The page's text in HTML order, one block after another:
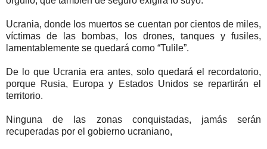
Ucrania, donde los muertos se cuentan por cientos de miles,
víctimas de las bombas, los drones, tanques y fusiles,
lamentablemente se quedará como “Tulile”.
De lo que Ucrania era antes, solo quedará el recordatorio,
porque Rusia, Europa y Estados Unidos se repartirán el
territorio.
Ninguna de las zonas conquistadas, jamás serán
recuperadas por el gobierno ucraniano,